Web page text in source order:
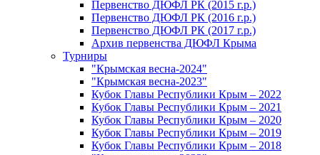
Первенство ДЮФЛ РК (2015 г.р.)
Первенство ДЮФЛ РК (2016 г.р.)
Первенство ДЮФЛ РК (2017 г.р.)
Архив первенства ДЮФЛ Крыма
Турниры
"Крымская весна-2024"
"Крымская весна-2023"
Кубок Главы Республики Крым – 2022
Кубок Главы Республики Крым – 2021
Кубок Главы Республики Крым – 2020
Кубок Главы Республики Крым – 2019
Кубок Главы Республики Крым – 2018